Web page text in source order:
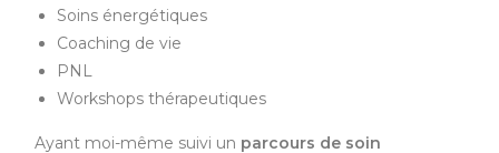
Soins énergétiques
Coaching de vie
PNL
Workshops thérapeutiques
Ayant moi-même suivi un parcours de soin